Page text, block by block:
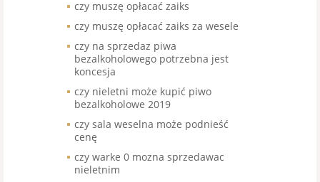
czy muszę opłacać zaiks
czy muszę opłacać zaiks za wesele
czy na sprzedaz piwa
bezalkoholowego potrzebna jest
koncesja
czy nieletni może kupić piwo
bezalkoholowe 2019
czy sala weselna może podnieść
cenę
czy warke 0 mozna sprzedawac
nieletnim